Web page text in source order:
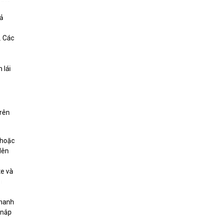
Các
lái
và